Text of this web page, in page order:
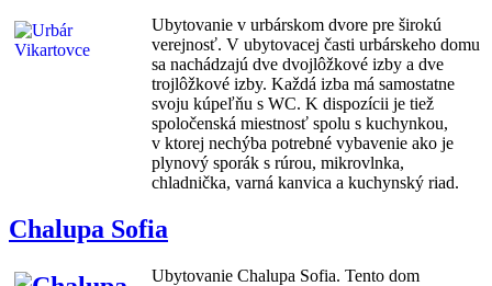
Ubytovanie v urbárskom dvore pre širokú
verejnosť. V ubytovacej časti urbárskeho domu
sa nachádzajú dve dvojlôžkové izby a dve
trojlôžkové izby. Každá izba má samostatne
svoju kúpeľňu s WC. K dispozícii je tiež
spoločenská miestnosť spolu s kuchynkou,
v ktorej nechýba potrebné vybavenie ako je
plynový sporák s rúrou, mikrovlnka,
chladnička, varná kanvica a kuchynský riad.
Chalupa Sofia
Ubytovanie Chalupa Sofia. Tento dom